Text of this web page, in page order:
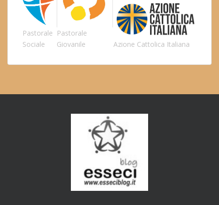
Pastorale
Sociale
Pastorale
Giovanile
Azione Cattolica Italiana